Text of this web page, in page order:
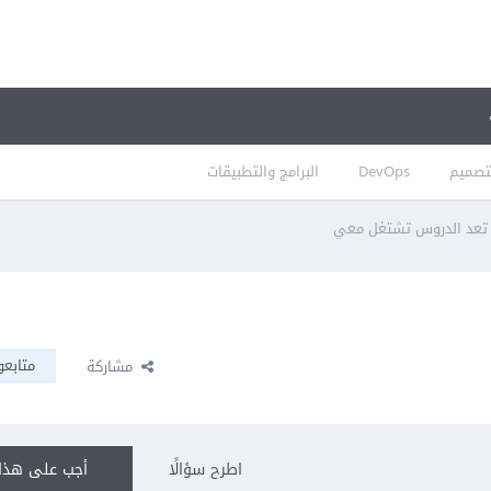
DevOps البرامج والتطبيقات
تعد الدروس تشتغل معي
مشاركة
أجب على اطرح سؤالًا